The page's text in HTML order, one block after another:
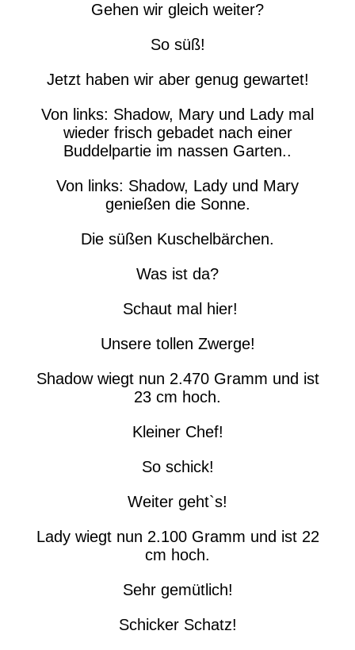
Gehen wir gleich weiter?
So süß!
Jetzt haben wir aber genug gewartet!
Von links: Shadow, Mary und Lady mal
wieder frisch gebadet nach einer
Buddelpartie im nassen Garten..
Von links: Shadow, Lady und Mary
genießen die Sonne.
Die süßen Kuschelbärchen.
Was ist da?
Schaut mal hier!
Unsere tollen Zwerge!
Shadow wiegt nun 2.470 Gramm und ist
23 cm hoch.
Kleiner Chef!
So schick!
Weiter geht`s!
Lady wiegt nun 2.100 Gramm und ist 22
cm hoch.
Sehr gemütlich!
Schicker Schatz!